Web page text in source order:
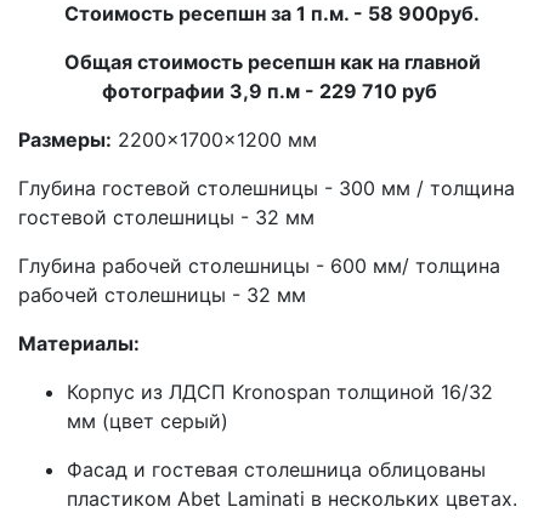
Стоимость ресепшн за 1 п.м. - 58 900руб.
Общая стоимость ресепшн как на главной
фотографии 3,9 п.м - 229 710 руб
Размеры: 2200×1700×1200 мм
Глубина гостевой столешницы - 300 мм / толщина
гостевой столешницы - 32 мм
Глубина рабочей столешницы - 600 мм/ толщина
рабочей столешницы - 32 мм
Материалы:
Корпус из ЛДСП Kronospan толщиной 16/32
мм (цвет серый)
Фасад и гостевая столешница облицованы
пластиком Abet Laminati в нескольких цветах.